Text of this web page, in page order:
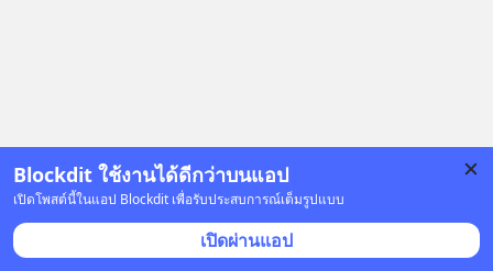
Blockdit ใช้งานได้ดีกว่าบนแอป
เปิดโพสต์นี้ในแอป Blockdit เพื่อรับประสบการณ์เต็มรูปแบบ
เปิดผ่านแอป